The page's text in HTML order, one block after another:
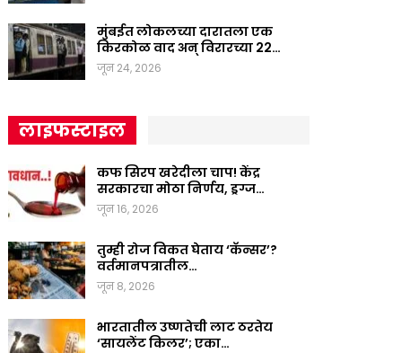
मुंबईत लोकलच्या दारातला एक
किरकोळ वाद अन् विरारच्या 22…
जून 24, 2026
लाइफस्टाइल
कफ सिरप खरेदीला चाप! केंद्र
सरकारचा मोठा निर्णय, ड्रग्ज…
जून 16, 2026
तुम्ही रोज विकत घेताय ‘कॅन्सर’?
वर्तमानपत्रातील…
जून 8, 2026
भारतातील उष्णतेची लाट ठरतेय
‘सायलेंट किलर’; एका…